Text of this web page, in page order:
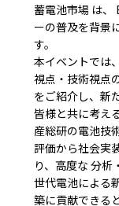
蓄電池市場 は、
ーの普及を背景
す。
本イベントでは
視点・技術視点
をご紹介し、新
皆様と共に考え
産総研の電池技
評価から社会実
り、高度な 分
世代電池による
築に貢献できる